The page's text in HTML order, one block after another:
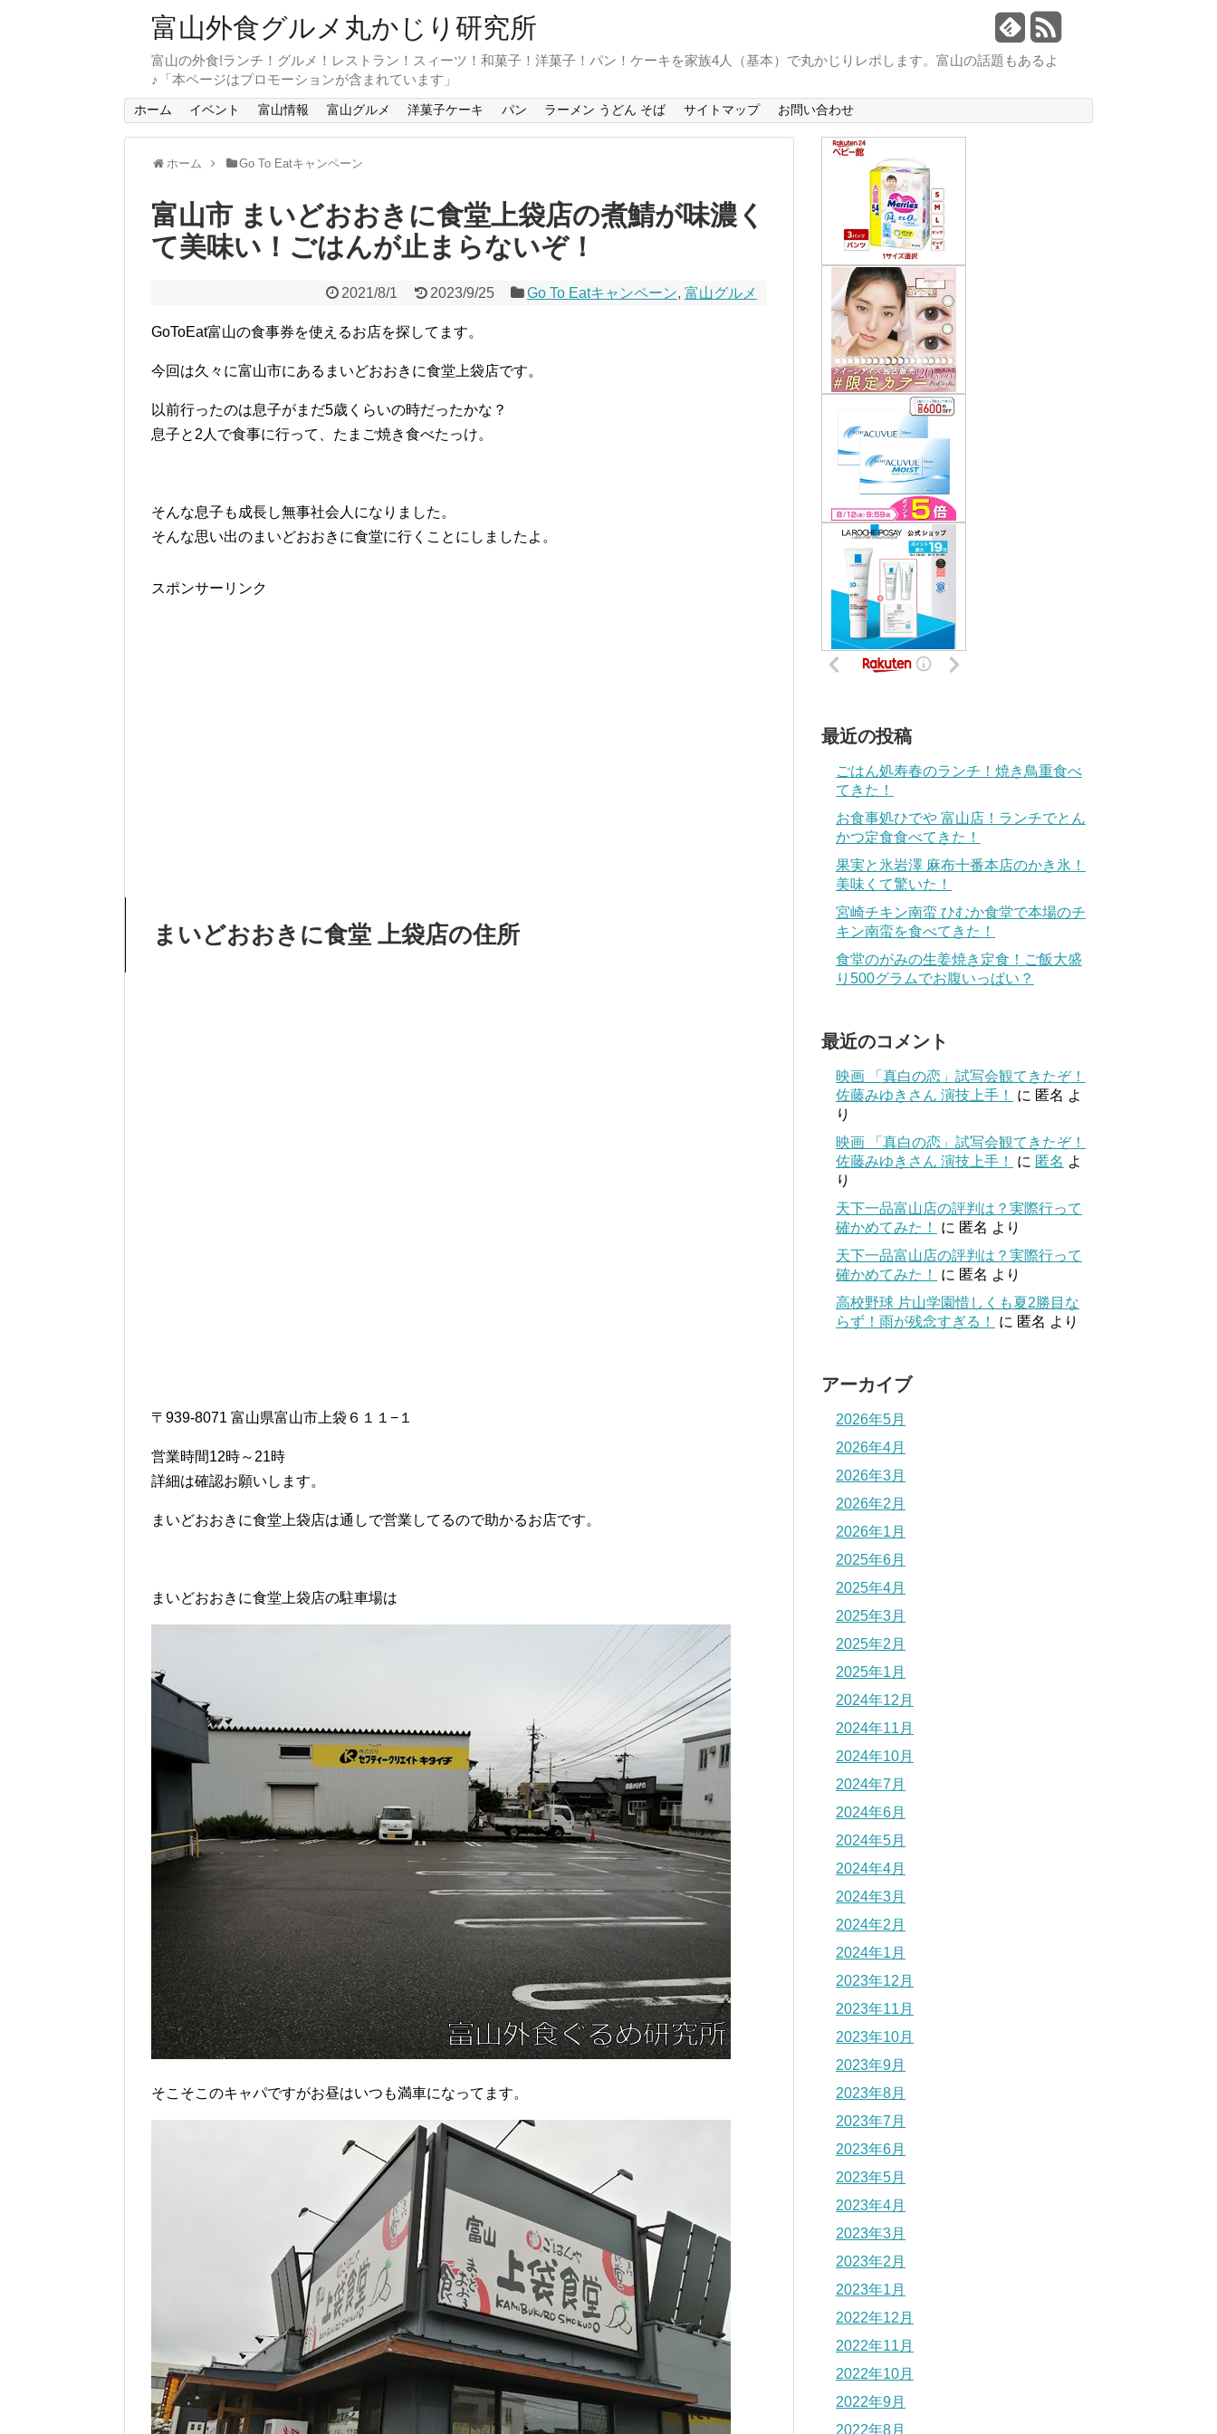
富山外食グルメ丸かじり研究所
富山の外食!ランチ！グルメ！レストラン！スィーツ！和菓子！洋菓子！パン！ケーキを家族4人（基本）で丸かじりレポします。富山の話題もあるよ
♪「本ページはプロモーションが含まれています」
ホーム イベント 富山情報 富山グルメ 洋菓子ケーキ パン ラーメン うどん そば サイトマップ お問い合わせ
ホーム Go To Eatキャンペーン
富山市 まいどおおきに食堂上袋店の煮鯖が味濃く
て美味い！ごはんが止まらないぞ！
2021/8/1 2023/9/25 Go To Eatキャンペーン, 富山グルメ
GoToEat富山の食事券を使えるお店を探してます。
今回は久々に富山市にあるまいどおおきに食堂上袋店です。
以前行ったのは息子がまだ5歳くらいの時だったかな？
息子と2人で食事に行って、たまご焼き食べたっけ。
そんな息子も成長し無事社会人になりました。
そんな思い出のまいどおおきに食堂に行くことにしましたよ。
スポンサーリンク
まいどおおきに食堂 上袋店の住所
〒939-8071 富山県富山市上袋６１１−１
営業時間12時～21時
詳細は確認お願いします。
まいどおおきに食堂上袋店は通しで営業してるので助かるお店です。
まいどおおきに食堂上袋店の駐車場は
そこそこのキャパですがお昼はいつも満車になってます。
最近の投稿
ごはん処寿春のランチ！焼き鳥重食べ
てきた！
お食事処ひでや 富山店！ランチでとん
かつ定食食べてきた！
果実と氷岩澤 麻布十番本店のかき氷！
美味くて驚いた！
宮崎チキン南蛮 ひむか食堂で本場のチ
キン南蛮を食べてきた！
食堂のがみの生姜焼き定食！ご飯大盛
り500グラムでお腹いっぱい？
最近のコメント
映画 「真白の恋」試写会観てきたぞ！
佐藤みゆきさん 演技上手！
に 匿名 よ
り
映画 「真白の恋」試写会観てきたぞ！
佐藤みゆきさん 演技上手！
に 匿名 よ
り
天下一品富山店の評判は？実際行って
確かめてみた！
に 匿名 より
天下一品富山店の評判は？実際行って
確かめてみた！
に 匿名 より
高校野球 片山学園惜しくも夏2勝目な
らず！雨が残念すぎる！
に 匿名 より
アーカイブ
2026年5月
2026年4月
2026年3月
2026年2月
2026年1月
2025年6月
2025年4月
2025年3月
2025年2月
2025年1月
2024年12月
2024年11月
2024年10月
2024年7月
2024年6月
2024年5月
2024年4月
2024年3月
2024年2月
2024年1月
2023年12月
2023年11月
2023年10月
2023年9月
2023年8月
2023年7月
2023年6月
2023年5月
2023年4月
2023年3月
2023年2月
2023年1月
2022年12月
2022年11月
2022年10月
2022年9月
2022年8月